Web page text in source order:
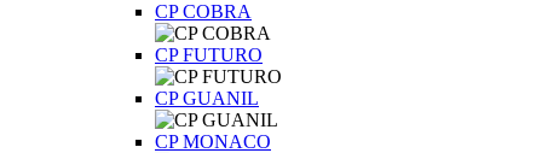
CP COBRA
CP FUTURO
CP GUANIL
CP MONACO